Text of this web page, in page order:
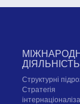
ДІЯЛЬНІСТЬ
Структурні
Стратегія